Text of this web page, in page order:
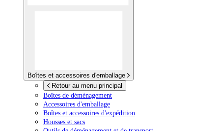
Boîtes et accessoires d'emballage
Retour au menu principal
Boîtes de déménagement
Accessoires d'emballage
Boîtes et accessoires d'expédition
Housses et sacs